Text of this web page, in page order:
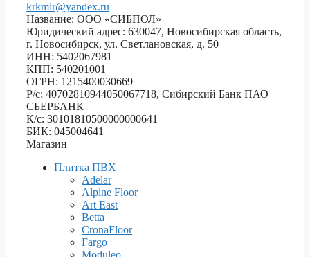
krkmir@yandex.ru
Название: ООО «СИБПОЛ»
Юридический адрес: 630047, Новосибирская область,
г. Новосибирск, ул. Светлановская, д. 50
ИНН: 5402067981
КПП: 540201001
ОГРН: 1215400030669
Р/с: 40702810944050067718, Сибирский Банк ПАО
СБЕРБАНК
К/с: 30101810500000000641
БИК: 045004641
Магазин
Плитка ПВХ
Adelar
Alpine Floor
Art East
Betta
CronaFloor
Fargo